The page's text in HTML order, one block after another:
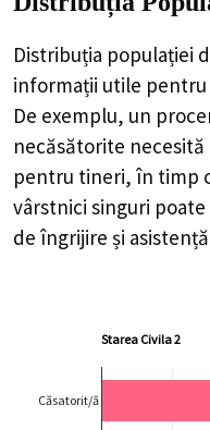
Distribuția populației
informații utile
De exemplu, un
necăsătorite
pentru tineri, în timp
vârstnici singuri
de îngrijire și
Starea Civila 2
Căsatorit/ă